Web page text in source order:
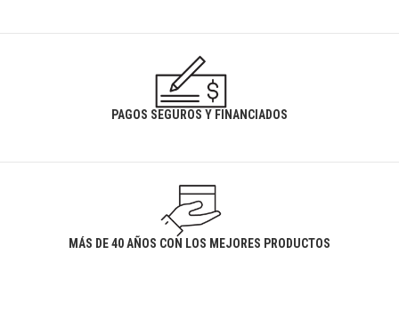
PAGOS SEGUROS Y FINANCIADOS
MÁS DE 40 AÑOS CON LOS MEJORES PRODUCTOS